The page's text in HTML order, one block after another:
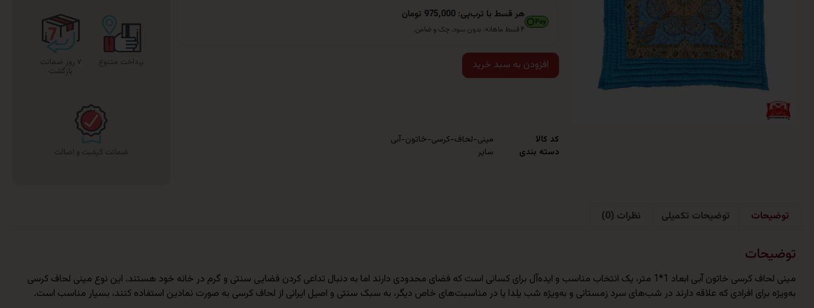
هر قسط با ترب‌پی: 975,000 تومان
۴ قسط ماهانه. بدون سود، چک و ضامن.
افزودن به سبد خرید
کد کالا
مینی-لحاف-کرسی-خاتون-آبی
دسته بندی
سایر
پرداخت متنوع ۷ روز ضمانت
بازگشت
ضمانت کیفیت و اصالت
توضیحات توضیحات تکمیلی نظرات (0)
توضیحات
مینی لحاف کرسی خاتون آبی ابعاد 1*1 متر، یک انتخاب مناسب و ایده‌آل برای کسانی است که فضای محدودی دارند اما به دنبال تداعی کردن فضایی سنتی و گرم در خانه خود هستند. این نوع مینی لحاف کرسی
به‌ویژه برای افرادی که علاقه دارند در شب‌های سرد زمستانی و به‌ویژه شب یلدا یا در مناسبت‌های خاص دیگر، به سبک سنتی و اصیل ایرانی از لحاف کرسی به صورت نمادین استفاده کنند، بسیار مناسب است.